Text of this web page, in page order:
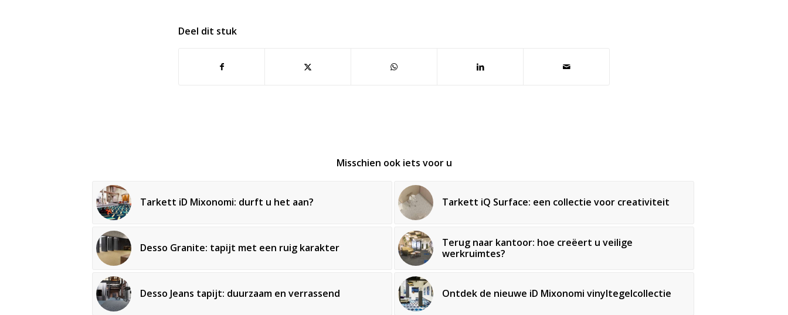
Deel dit stuk
Misschien ook iets voor u
Tarkett iD Mixonomi: durft u het aan? Tarkett iQ Surface: een collectie voor creativiteit
Desso Granite: tapijt met een ruig karakter
Terug naar kantoor: hoe creëert u veilige
werkruimtes?
Desso Jeans tapijt: duurzaam en verrassend Ontdek de nieuwe iD Mixonomi vinyltegelcollectie
OFFERTE AANVRAGEN BEL MIJ TERUG AANMELDEN NIEUWSBRIEF NEEM CONTACT OP